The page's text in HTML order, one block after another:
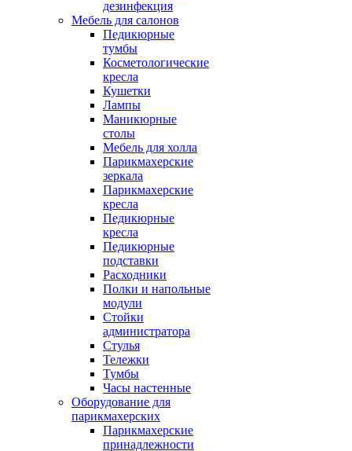
дезинфекция
Мебель для салонов
Педикюрные
тумбы
Косметологические
кресла
Кушетки
Лампы
Маникюрные
столы
Мебель для холла
Парикмахерские
зеркала
Парикмахерские
кресла
Педикюрные
кресла
Педикюрные
подставки
Расходники
Полки и напольные
модули
Стойки
администратора
Стулья
Тележки
Тумбы
Часы настенные
Оборудование для
парикмахерских
Парикмахерские
принадлежности